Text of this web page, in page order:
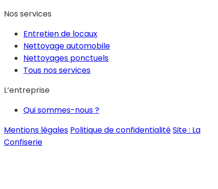
Nos services
Entretien de locaux
Nettoyage automobile
Nettoyages ponctuels
Tous nos services
L’entreprise
Qui sommes-nous ?
Mentions légales Politique de confidentialitéSite : La
Confiserie